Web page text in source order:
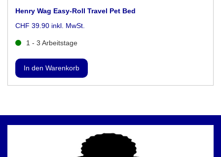
Henry Wag Easy-Roll Travel Pet Bed
CHF 39.90 inkl. MwSt.
1 - 3 Arbeitstage